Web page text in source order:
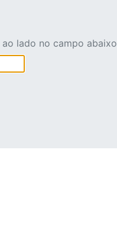
lado no campo abaixo